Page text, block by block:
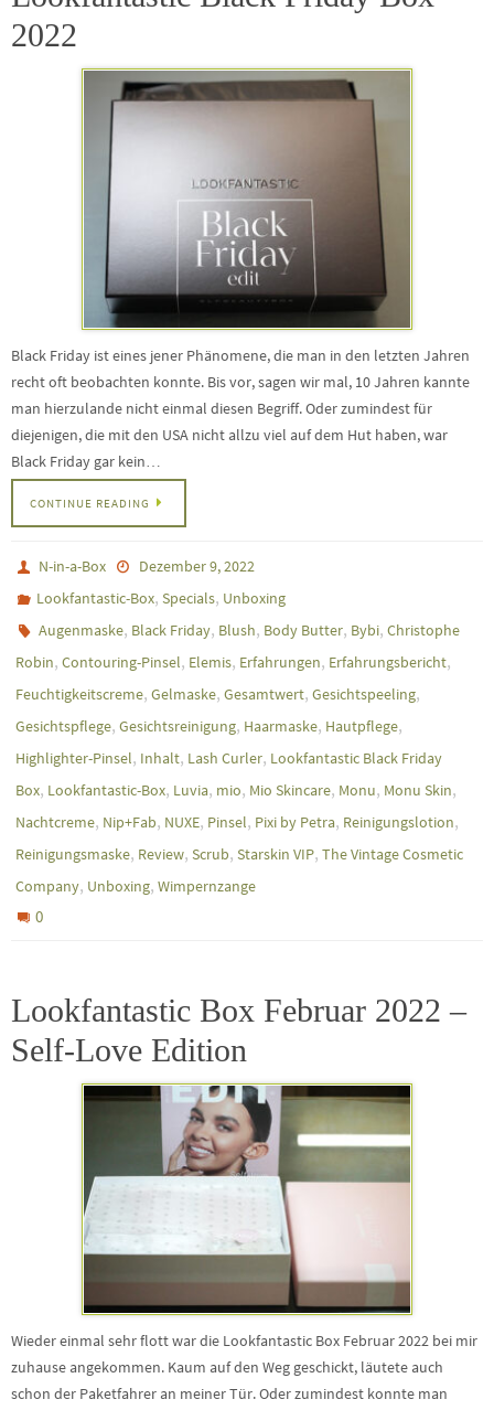
2022
Black Friday ist eines jener Phänomene, die man in den letzten Jahren
recht oft beobachten konnte. Bis vor, sagen wir mal, 10 Jahren kannte
man hierzulande nicht einmal diesen Begriff. Oder zumindest für
diejenigen, die mit den USA nicht allzu viel auf dem Hut haben, war
Black Friday gar kein…
CONTINUE READING
N-in-a-Box
Dezember 9, 2022
Lookfantastic-Box,Specials, Unboxing
Augenmaske, Black Friday, Blush, Body Butter, Bybi,Christophe
Robin, Contouring-Pinsel, Elemis, Erfahrungen, Erfahrungsbericht,
Feuchtigkeitscreme, Gelmaske, Gesamtwert, Gesichtspeeling,
Gesichtspflege, Gesichtsreinigung, Haarmaske, Hautpflege,
Highlighter-Pinsel, Inhalt, Lash Curler, Lookfantastic Black Friday
Box, Lookfantastic-Box, Luvia, mio, Mio Skincare, Monu, Monu Skin,
Nachtcreme, Nip+Fab, NUXE, Pinsel, Pixi by Petra, Reinigungslotion,
Reinigungsmaske, Review, Scrub, Starskin VIP, The Vintage Cosmetic
Company, Unboxing, Wimpernzange
0
Lookfantastic Box Februar 2022 –
Self-Love Edition
Wieder einmal sehr flott war die Lookfantastic Box Februar 2022 bei mir
zuhause angekommen. Kaum auf den Weg geschickt, läutete auch
schon der Paketfahrer an meiner Tür. Oder zumindest konnte man